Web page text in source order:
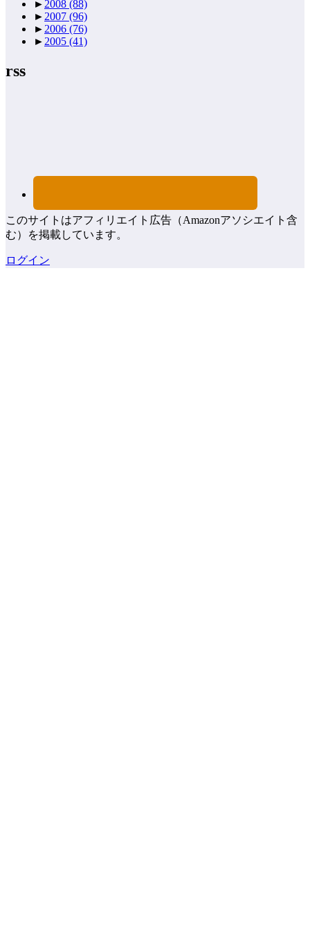
► 2008 (88)
► 2007 (96)
► 2006 (76)
► 2005 (41)
rss
このサイトはアフィリエイト広告（Amazonアソシエイト含
む）を掲載しています。
ログイン